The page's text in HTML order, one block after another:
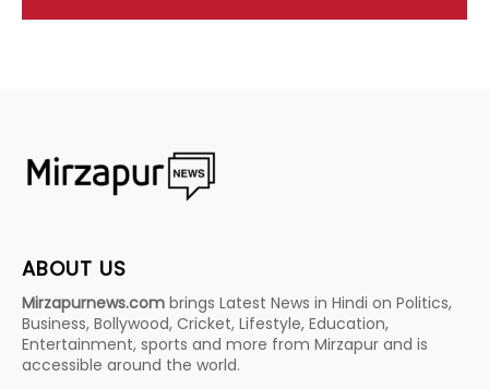
ABOUT US
Mirzapurnews.com brings Latest News in Hindi on Politics,
Business, Bollywood, Cricket, Lifestyle, Education,
Entertainment, sports and more from Mirzapur and is
accessible around the world.